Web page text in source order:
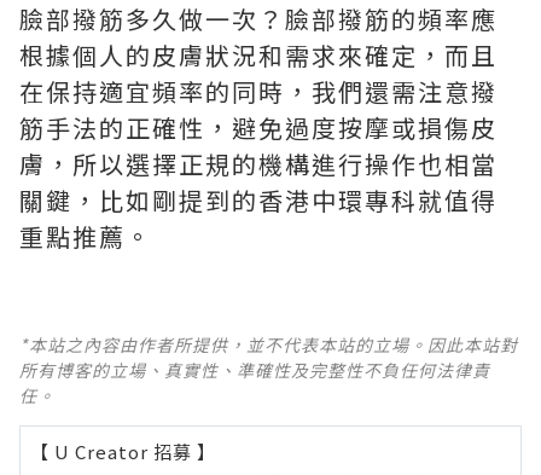
臉部撥筋多久做一次？臉部撥筋的頻率應
根據個人的皮膚狀況和需求來確定，而且
在保持適宜頻率的同時，我們還需注意撥
筋手法的正確性，避免過度按摩或損傷皮
膚，所以選擇正規的機構進行操作也相當
關鍵，比如剛提到的香港中環專科就值得
重點推薦。
*本站之內容由作者所提供，並不代表本站的立場。因此本站對
所有博客的立場、真實性、準確性及完整性不負任何法律責
任。
【 U Creator 招募 】